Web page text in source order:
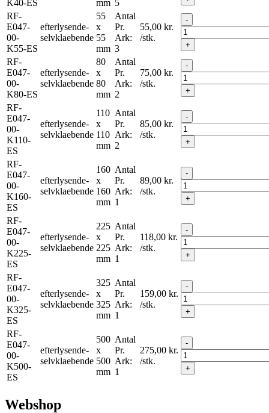
K40-ES mm 5
RF-
E047-
00-
K55-ES
efterlysende-
selvklaebende
55
x
55
mm
Antal
Pr.
Ark:
3
55,00 kr.
/stk.
-
+
RF-
E047-
00-
K80-ES
efterlysende-
selvklaebende
80
x
80
mm
Antal
Pr.
Ark:
2
75,00 kr.
/stk.
-
+
RF-
E047-
00-
K110-
ES
efterlysende-
selvklaebende
110
x
110
mm
Antal
Pr.
Ark:
2
85,00 kr.
/stk.
-
+
RF-
E047-
00-
K160-
ES
efterlysende-
selvklaebende
160
x
160
mm
Antal
Pr.
Ark:
1
89,00 kr.
/stk.
-
+
RF-
E047-
00-
K225-
ES
efterlysende-
selvklaebende
225
x
225
mm
Antal
Pr.
Ark:
1
118,00 kr.
/stk.
-
+
RF-
E047-
00-
K325-
ES
efterlysende-
selvklaebende
325
x
325
mm
Antal
Pr.
Ark:
1
159,00 kr.
/stk.
-
+
RF-
E047-
00-
K500-
ES
efterlysende-
selvklaebende
500
x
500
mm
Antal
Pr.
Ark:
1
275,00 kr.
/stk.
-
+
Webshop